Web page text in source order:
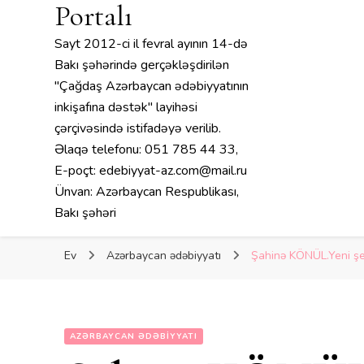
Portalı
Sayt 2012-ci il fevral ayının 14-də
Bakı şəhərində gerçəkləşdirilən
"Çağdaş Azərbaycan ədəbiyyatının
inkişafına dəstək" layihəsi
çərçivəsində istifadəyə verilib.
Əlaqə telefonu: 051 785 44 33,
E-poçt: edebiyyat-az.com@mail.ru
Ünvan: Azərbaycan Respublikası,
Bakı şəhəri
Ev Azərbaycan ədəbiyyatı Şahinə KÖNÜL.Yeni
AZƏRBAYCAN ƏDƏBIYYATI